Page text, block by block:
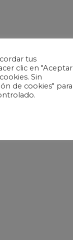
tus
clic en "Aceptar
Sin
de cookies" para